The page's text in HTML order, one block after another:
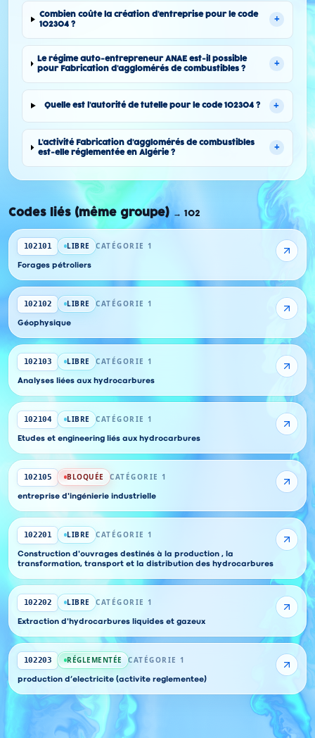
Combien coûte la création d'entreprise pour le code
102304 ?
+
Le régime auto-entrepreneur ANAE est-il possible
pour Fabrication d'agglomérés de combustibles ?
+
Quelle est l'autorité de tutelle pour le code 102304 ? +
L'activité Fabrication d'agglomérés de combustibles
est-elle réglementée en Algérie ?
+
Codes liés (même groupe) → 102
102101 LIBRE CATÉGORIE 1
Forages pétroliers
102102 LIBRE CATÉGORIE 1
Géophysique
102103 LIBRE CATÉGORIE 1
Analyses liées aux hydrocarbures
102104 LIBRE CATÉGORIE 1
Etudes et engineering liés aux hydrocarbures
102105 BLOQUÉE CATÉGORIE 1
entreprise d'ingénierie industrielle
102201 LIBRE CATÉGORIE 1
Construction d'ouvrages destinés à la production , la
transformation, transport et la distribution des hydrocarbures
102202 LIBRE CATÉGORIE 1
Extraction d'hydrocarbures liquides et gazeux
102203 RÉGLEMENTÉE CATÉGORIE 1
production d’electricite (activite reglementee)